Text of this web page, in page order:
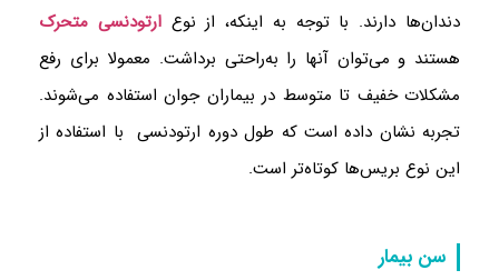
دندان‌ها دارند. با توجه به اینکه، از نوعارتودنسی متحرک
هستند و می‌توان آنها را به‌راحتی برداشت. معمولا برای رفع
مشکلات خفیف تا متوسط در بیماران جوان استفاده می‌شوند.
تجربه نشان داده است که طول دوره ارتودنسی با استفاده از
این نوع بریس‌ها کوتاه‌تر است.
سن بیمار